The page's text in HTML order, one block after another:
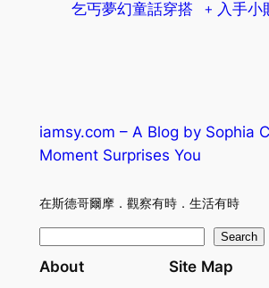
乞丐夢幻童話穿搭
+ 入手小
iamsy.com – A Blog by Sophia
Moment Surprises You
在斯德哥爾摩．觀察有時．生活有時
e
Search
About Site Map